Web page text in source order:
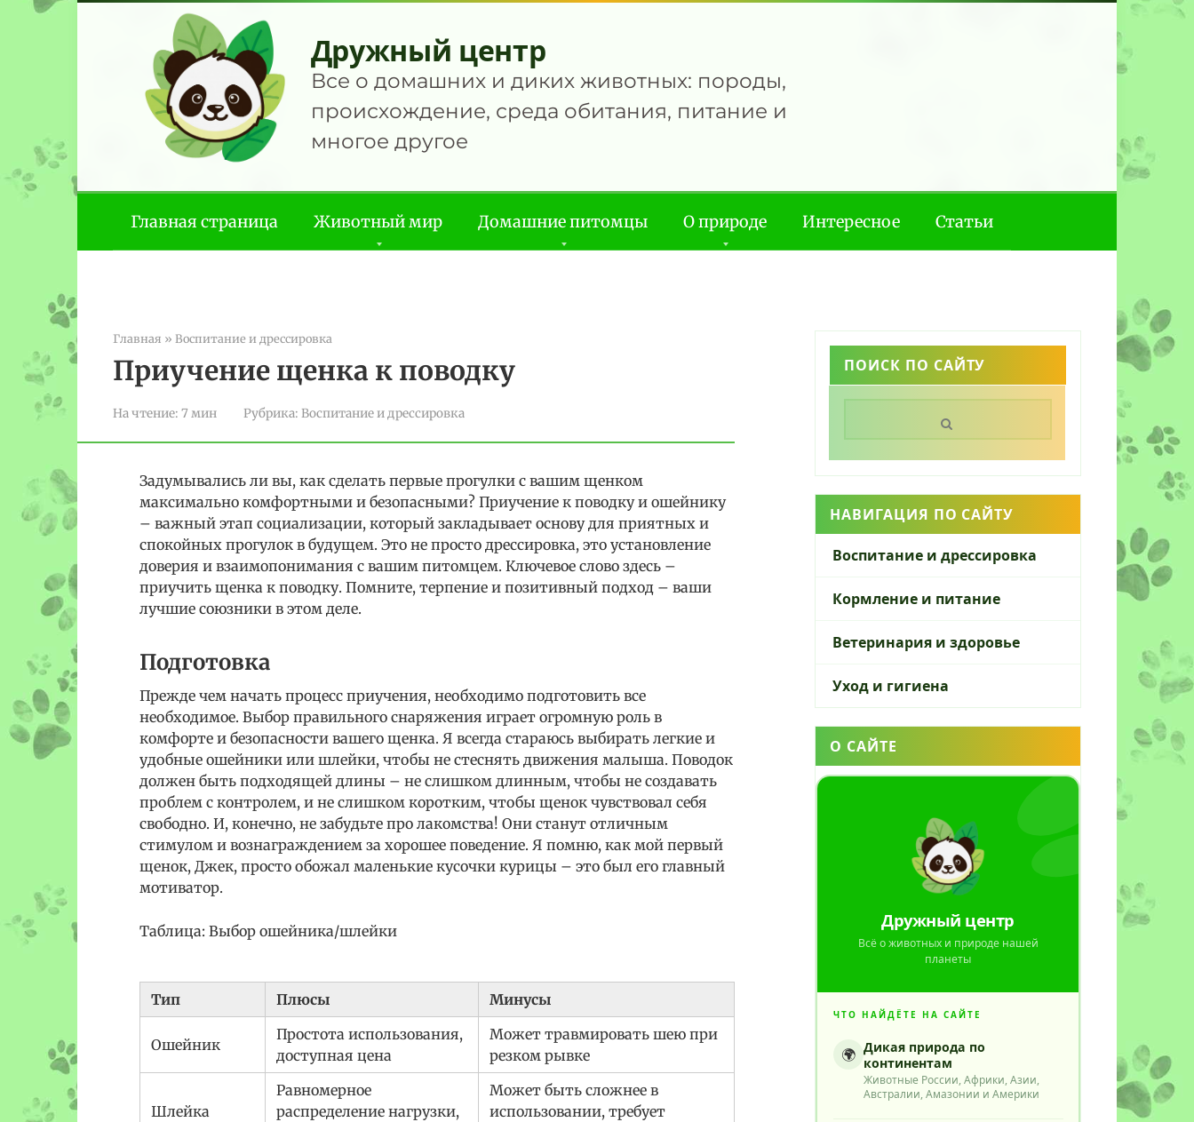
Перейти
Дружный центр
Все о домашних и диких животных: породы,
происхождение, среда обитания, питание и
многое другое
Главная страница Животный мир Домашние питомцы О природе Интересное Статьи
Главная » Воспитание и дрессировка
Приучение щенка к поводку
На чтение: 7 мин Рубрика: Воспитание и дрессировка
Задумывались ли вы, как сделать первые прогулки с вашим щенком
максимально комфортными и безопасными? Приучение к поводку и ошейнику
– важный этап социализации, который закладывает основу для приятных и
спокойных прогулок в будущем. Это не просто дрессировка, это установление
доверия и взаимопонимания с вашим питомцем. Ключевое слово здесь –
приучить щенка к поводку. Помните, терпение и позитивный подход – ваши
лучшие союзники в этом деле.
Подготовка
Прежде чем начать процесс приучения, необходимо подготовить все
необходимое. Выбор правильного снаряжения играет огромную роль в
комфорте и безопасности вашего щенка. Я всегда стараюсь выбирать легкие и
удобные ошейники или шлейки, чтобы не стеснять движения малыша. Поводок
должен быть подходящей длины – не слишком длинным, чтобы не создавать
проблем с контролем, и не слишком коротким, чтобы щенок чувствовал себя
свободно. И, конечно, не забудьте про лакомства! Они станут отличным
стимулом и вознаграждением за хорошее поведение. Я помню, как мой первый
щенок, Джек, просто обожал маленькие кусочки курицы – это был его главный
мотиватор.
Таблица: Выбор ошейника/шлейки
Тип Плюсы Минусы
Ошейник
Простота использования,
доступная цена
Может травмировать шею при
резком рывке
Шлейка
Равномерное
распределение нагрузки,
Может быть сложнее в
использовании, требует
ПОИСК ПО САЙТУ
НАВИГАЦИЯ ПО САЙТУ
Воспитание и дрессировка
Кормление и питание
Ветеринария и здоровье
Уход и гигиена
О САЙТЕ
Дружный центр
Всё о животных и природе нашей
планеты
ЧТО НАЙДЁТЕ НА САЙТЕ
🌍 Дикая природа по
континентам
Животные России, Африки, Азии,
Австралии, Амазонии и Америки